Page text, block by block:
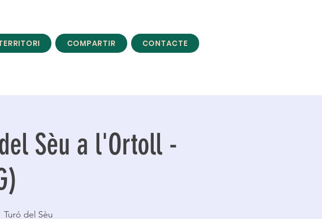
COMPARTIR CONTACTE
Sèu a l'Ortoll -
Turó del Sèu